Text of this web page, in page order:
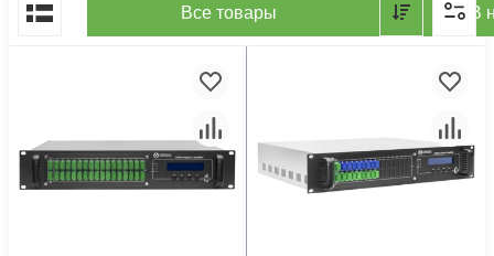
Все товары В
По популярности